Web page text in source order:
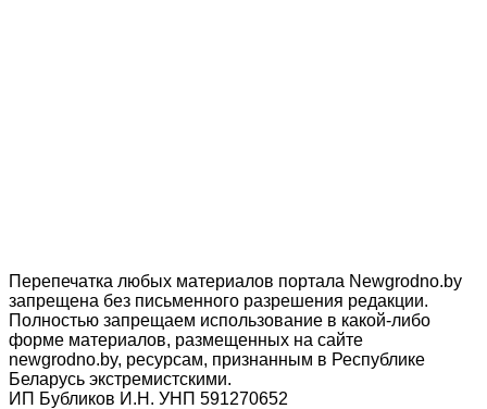
Перепечатка любых материалов портала Newgrodno.by
запрещена без письменного разрешения редакции.
Полностью запрещаем использование в какой-либо
форме материалов, размещенных на сайте
newgrodno.by, ресурсам, признанным в Республике
Беларусь экстремистскими.
ИП Бубликов И.Н. УНП 591270652